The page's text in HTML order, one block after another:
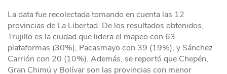
La data fue recolectada tomando en cuenta las 12
provincias de La Libertad. De los resultados obtenidos,
Trujillo es la ciudad que lidera el mapeo con 63
plataformas (30%), Pacasmayo con 39 (19%), y Sánchez
Carrión con 20 (10%). Además, se reportó que Chepén,
Gran Chimú y Bolívar son las provincias con menor